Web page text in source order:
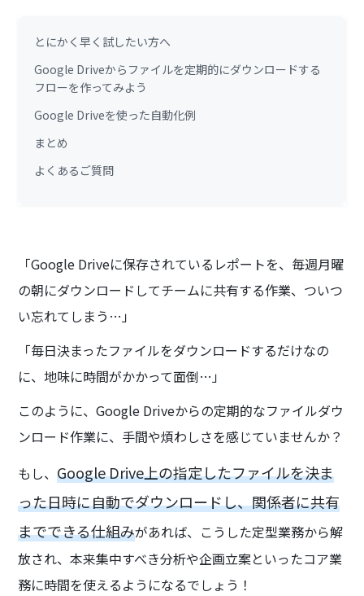
とにかく早く試したい方へ
Google Driveからファイルを定期的にダウンロードする
フローを作ってみよう
Google Driveを使った自動化例
まとめ
よくあるご質問
「Google Driveに保存されているレポートを、毎週月曜
の朝にダウンロードしてチームに共有する作業、ついつ
い忘れてしまう…」
「毎日決まったファイルをダウンロードするだけなの
に、地味に時間がかかって面倒…」
このように、Google Driveからの定期的なファイルダウ
ンロード作業に、手間や煩わしさを感じていませんか？
もし、Google Drive上の指定したファイルを決ま
った日時に自動でダウンロードし、関係者に共有
までできる仕組みがあれば、こうした定型業務から解
放され、本来集中すべき分析や企画立案といったコア業
務に時間を使えるようになるでしょう！